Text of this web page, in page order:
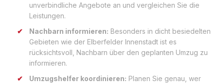
unverbindliche Angebote an und vergleichen Sie die
Leistungen.
Nachbarn informieren: Besonders in dicht besiedelten
Gebieten wie der Elberfelder Innenstadt ist es
rücksichtsvoll, Nachbarn über den geplanten Umzug zu
informieren.
Umzugshelfer koordinieren: Planen Sie genau, wer